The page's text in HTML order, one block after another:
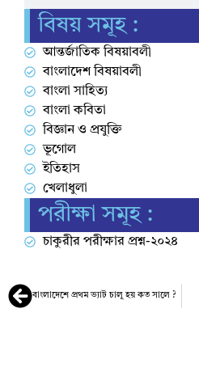
বিষয় সমূহ :
আন্তর্জাতিক বিষয়াবলী
বাংলাদেশ বিষয়াবলী
বাংলা সাহিত্য
বাংলা কবিতা
বিজ্ঞান ও প্রযুক্তি
ভূগোল
ইতিহাস
খেলাধুলা
পরীক্ষা সমূহ :
চাকুরীর পরীক্ষার প্রশ্ন-২০২৪
বাংলাদেশে প্রথম ভ্যাট চালু হয় কত সালে ?